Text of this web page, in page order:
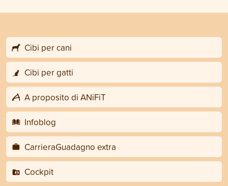
Cibi per cani
Cibi per gatti
A proposito di ANiFiT
Infoblog
CarrieraGuadagno extra
Cockpit